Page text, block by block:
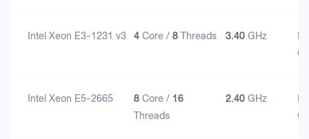
Intel Xeon E3-1231 v3 4Core /8Threads 3.40GHz
Intel Xeon E5-2665 8Core / 16
Threads
2.40GHz